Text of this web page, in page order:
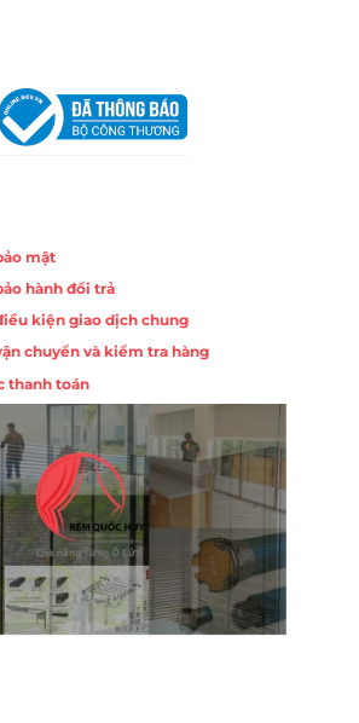
mật
hành đổi trả
kiện giao dịch chung
chuyển và kiểm tra hàng
thanh toán